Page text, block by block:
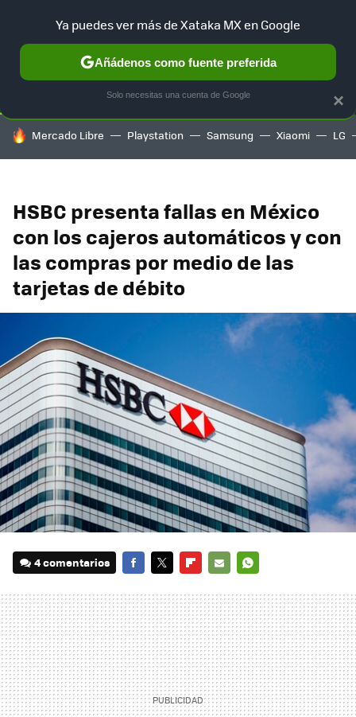
SELECCIÓN GAMING HOME AUTO TERRITORIO
HOY SE HABLA DE
Mercado Libre Playstation Samsung Xiaomi LG
HSBC presenta fallas en México
con los cajeros automáticos y con
las compras por medio de las
tarjetas de débito
4 comentarios
MAIL
×
Ya puedes ver más de Xataka MX en Google
Añádenos como fuente preferida
Solo necesitas una cuenta de Google